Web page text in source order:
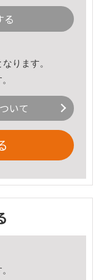
る
ります。
いて